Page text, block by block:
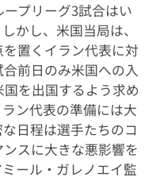
プリーグ3試合はい
かし、米国当局は、
置くイラン代表に対
前日のみ米国への入
を出国するよう求め
ン代表の準備には大
日程は選手たちのコ
スに大きな悪影響を
ール・ガレノエイ監